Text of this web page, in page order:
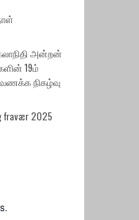
அன்றன்
19ம்
நிகழ்வு
fravær 2025